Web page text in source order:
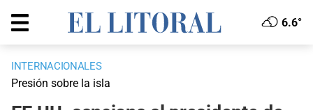
6.6°
INTERNACIONALES
Presión sobre la isla